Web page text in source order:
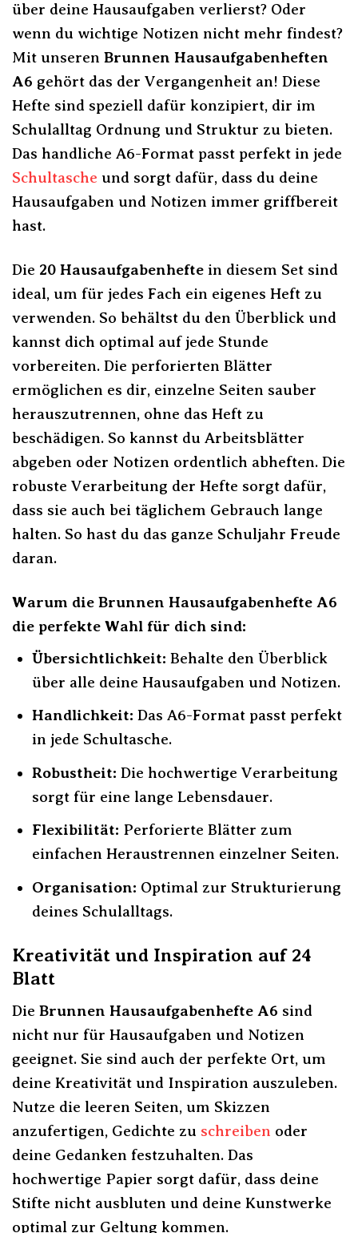
über deine Hausaufgaben verlierst? Oder
wenn du wichtige Notizen nicht mehr findest?
Mit unseren Brunnen Hausaufgabenheften
A6 gehört das der Vergangenheit an! Diese
Hefte sind speziell dafür konzipiert, dir im
Schulalltag Ordnung und Struktur zu bieten.
Das handliche A6-Format passt perfekt in jede
Schultasche und sorgt dafür, dass du deine
Hausaufgaben und Notizen immer griffbereit
hast.
Die 20 Hausaufgabenhefte in diesem Set sind
ideal, um für jedes Fach ein eigenes Heft zu
verwenden. So behältst du den Überblick und
kannst dich optimal auf jede Stunde
vorbereiten. Die perforierten Blätter
ermöglichen es dir, einzelne Seiten sauber
herauszutrennen, ohne das Heft zu
beschädigen. So kannst du Arbeitsblätter
abgeben oder Notizen ordentlich abheften. Die
robuste Verarbeitung der Hefte sorgt dafür,
dass sie auch bei täglichem Gebrauch lange
halten. So hast du das ganze Schuljahr Freude
daran.
Warum die Brunnen Hausaufgabenhefte A6
die perfekte Wahl für dich sind:
Übersichtlichkeit: Behalte den Überblick
über alle deine Hausaufgaben und Notizen.
Handlichkeit: Das A6-Format passt perfekt
in jede Schultasche.
Robustheit: Die hochwertige Verarbeitung
sorgt für eine lange Lebensdauer.
Flexibilität: Perforierte Blätter zum
einfachen Heraustrennen einzelner Seiten.
Organisation: Optimal zur Strukturierung
deines Schulalltags.
Kreativität und Inspiration auf 24
Blatt
Die Brunnen Hausaufgabenhefte A6 sind
nicht nur für Hausaufgaben und Notizen
geeignet. Sie sind auch der perfekte Ort, um
deine Kreativität und Inspiration auszuleben.
Nutze die leeren Seiten, um Skizzen
anzufertigen, Gedichte zu schreiben oder
deine Gedanken festzuhalten. Das
hochwertige Papier sorgt dafür, dass deine
Stifte nicht ausbluten und deine Kunstwerke
optimal zur Geltung kommen.